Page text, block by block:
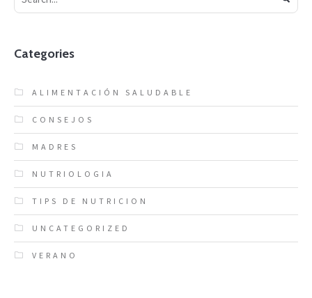
Categories
ALIMENTACIÓN SALUDABLE
CONSEJOS
MADRES
NUTRIOLOGIA
TIPS DE NUTRICION
UNCATEGORIZED
VERANO